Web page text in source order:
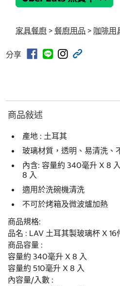
家具餐廚 > 餐廚用品 > 咖啡用
分享
商品敍述
產地 : 土耳其
玻璃材質，透明、易清洗、
內含: 容量約 340毫升 X 8
8 入
適用於洗碗機清洗
不可於烤箱及微波爐加熱
商品規格:
品名 : LAV 土耳其製玻璃杯 X 16
商品容量 :
容量約 340毫升 X 8 入
容量約 510毫升 X 8 入
內容量/入數 :